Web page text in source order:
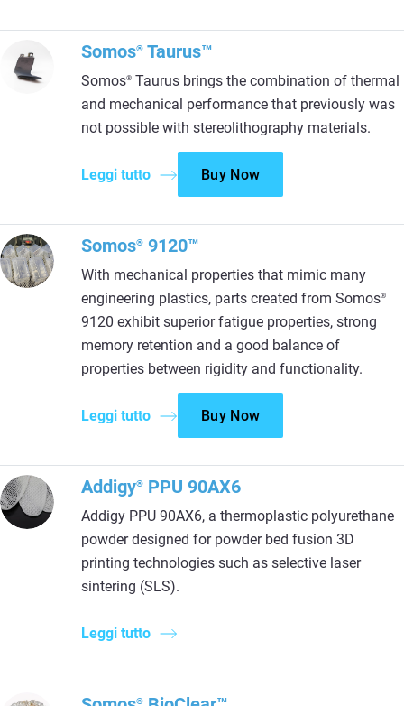
Somos® Taurus™
Somos® Taurus brings the combination of thermal
and mechanical performance that previously was
not possible with stereolithography materials.
Leggi tutto Buy Now
Somos® 9120™
With mechanical properties that mimic many
engineering plastics, parts created from Somos®
9120 exhibit superior fatigue properties, strong
memory retention and a good balance of
properties between rigidity and functionality.
Leggi tutto Buy Now
Addigy® PPU 90AX6
Addigy PPU 90AX6, a thermoplastic polyurethane
powder designed for powder bed fusion 3D
printing technologies such as selective laser
sintering (SLS).
Leggi tutto
®